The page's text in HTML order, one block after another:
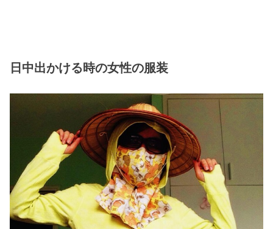
日中出かける時の女性の服装